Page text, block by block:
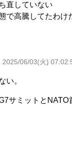
直していない
で高騰してたわけ
2025/06/03(火)
い。
サミットとNATO